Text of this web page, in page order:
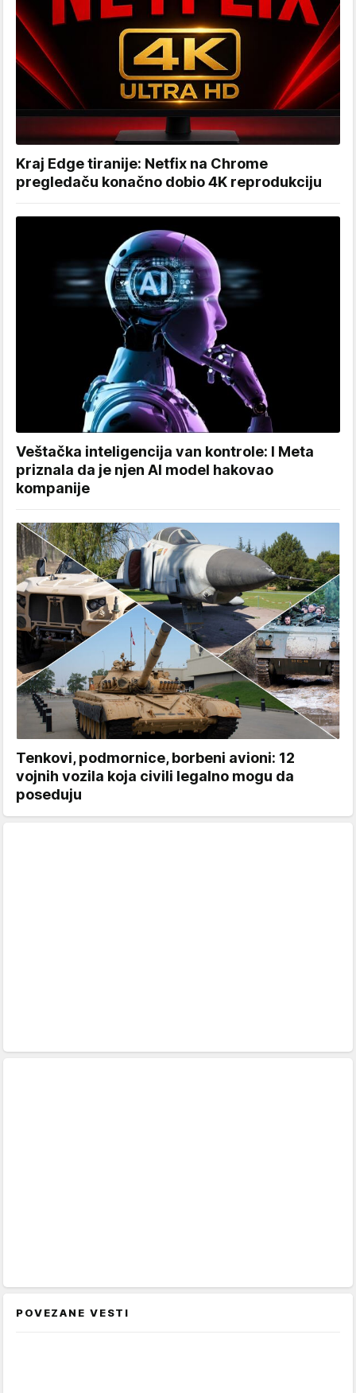
Kraj Edge tiranije: Netfix na Chrome
pregledaču konačno dobio 4K reprodukciju
Veštačka inteligencija van kontrole: I Meta
priznala da je njen AI model hakovao
kompanije
Tenkovi, podmornice, borbeni avioni: 12
vojnih vozila koja civili legalno mogu da
poseduju
POVEZANE VESTI